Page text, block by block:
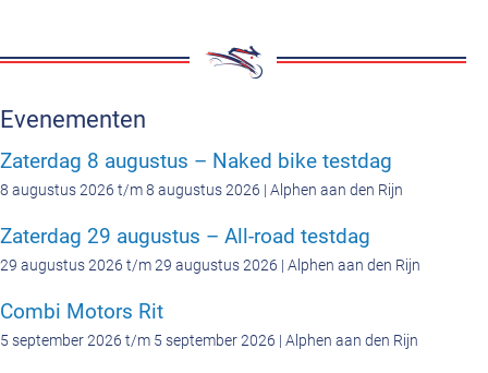
Evenementen
Zaterdag 8 augustus – Naked bike testdag
8 augustus 2026 t/m 8 augustus 2026 | Alphen aan den Rijn
Zaterdag 29 augustus – All-road testdag
29 augustus 2026 t/m 29 augustus 2026 | Alphen aan den Rijn
Combi Motors Rit
5 september 2026 t/m 5 september 2026 | Alphen aan den Rijn